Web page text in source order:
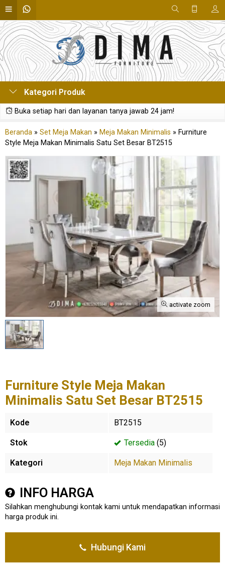
Kategori Produk
Buka setiap hari dan layanan tanya jawab 24 jam!
Beranda » Set Meja Makan » Meja Makan Minimalis » Furniture
Style Meja Makan Minimalis Satu Set Besar BT2515
activate zoom
Furniture Style Meja Makan
Minimalis Satu Set Besar BT2515
Kode BT2515
Stok Tersedia (5)
Kategori Meja Makan Minimalis
INFO HARGA
Silahkan menghubungi kontak kami untuk mendapatkan informasi
harga produk ini.
Hubungi Kami